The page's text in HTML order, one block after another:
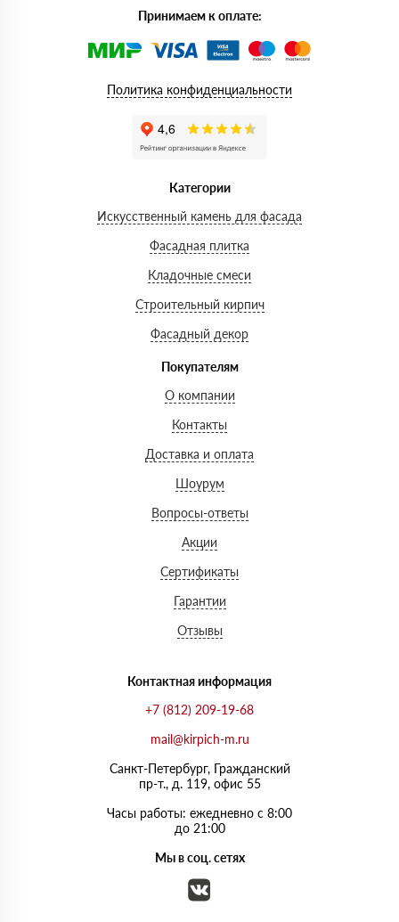
Принимаем к оплате:
Политика конфиденциальности
Категории
Искусственный камень для фасада
Фасадная плитка
Кладочные смеси
Строительный кирпич
Фасадный декор
Покупателям
О компании
Контакты
Доставка и оплата
Шоурум
Вопросы-ответы
Акции
Сертификаты
Гарантии
Отзывы
Контактная информация
+7 (812) 209-19-68
mail@kirpich-m.ru
Санкт-Петербург, Граждaнский
пр-т., д. 119, офис 55
Часы работы: ежедневно с 8:00
до 21:00
Мы в соц. сетях